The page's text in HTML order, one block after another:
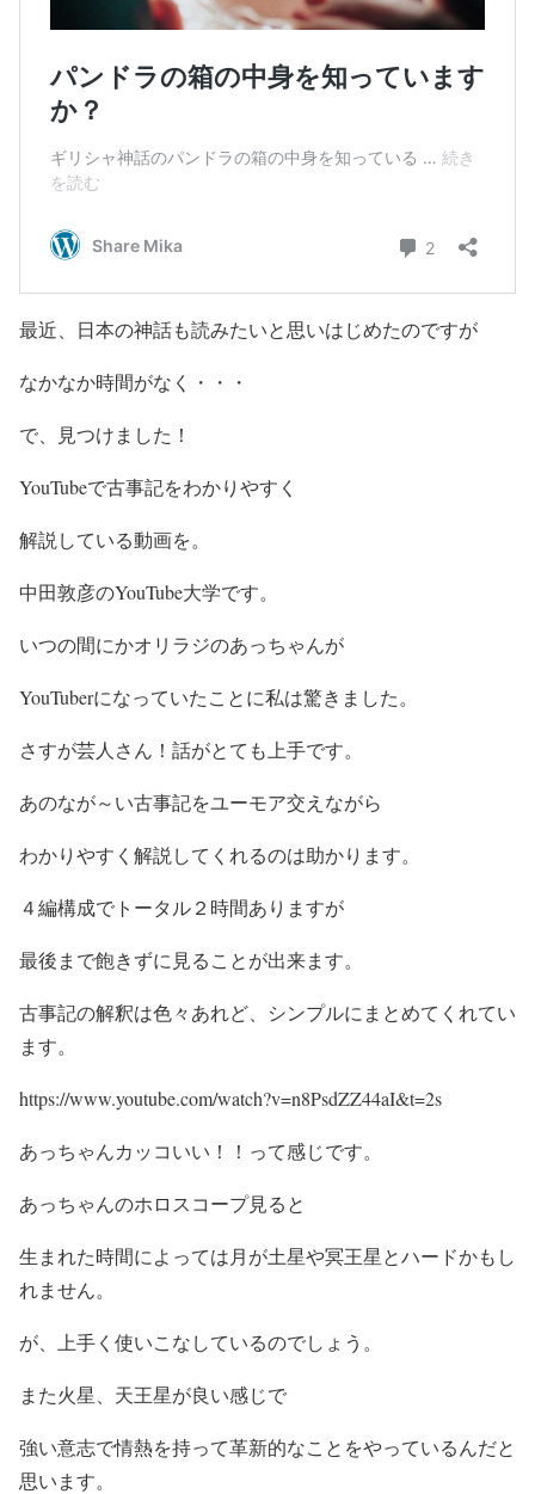
最近、日本の神話も読みたいと思いはじめたのですが
なかなか時間がなく・・・
で、見つけました！
YouTubeで古事記をわかりやすく
解説している動画を。
中田敦彦のYouTube大学です。
いつの間にかオリラジのあっちゃんが
YouTuberになっていたことに私は驚きました。
さすが芸人さん！話がとても上手です。
あのなが～い古事記をユーモア交えながら
わかりやすく解説してくれるのは助かります。
４編構成でトータル２時間ありますが
最後まで飽きずに見ることが出来ます。
古事記の解釈は色々あれど、シンプルにまとめてくれてい
ます。
https://www.youtube.com/watch?v=n8PsdZZ44aI&t=2s
あっちゃんカッコいい！！って感じです。
あっちゃんのホロスコープ見ると
生まれた時間によっては月が土星や冥王星とハードかもし
れません。
が、上手く使いこなしているのでしょう。
また火星、天王星が良い感じで
強い意志で情熱を持って革新的なことをやっているんだと
思います。